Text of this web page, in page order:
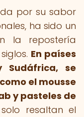
por su sabor
ha sido un
la repostería
En países
Sudáfrica, se
el mousse
y pasteles de
resaltan el